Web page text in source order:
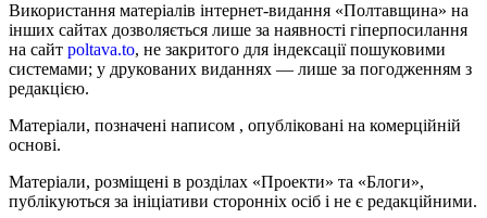
Використання матеріалів інтернет-видання «Полтавщина» на
інших сайтах дозволяється лише за наявності гіперпосилання
на сайт poltava.to, не закритого для індексації пошуковими
системами; у друкованих виданнях — лише за погодженням з
редакцією.
Матеріали, позначені написом , опубліковані на комерційній
основі.
Матеріали, розміщені в розділах «Проекти» та «Блоги»,
публікуються за ініціативи сторонніх осіб і не є редакційними.